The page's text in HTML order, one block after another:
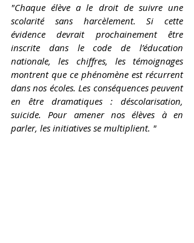
"Chaque élève a le droit de suivre une
scolarité sans harcèlement. Si cette
évidence devrait prochainement être
inscrite dans le code de l’éducation
nationale, les chiffres, les témoignages
montrent que ce phénomène est récurrent
dans nos écoles. Les conséquences peuvent
en être dramatiques : déscolarisation,
suicide. Pour amener nos élèves à en
parler, les initiatives se multiplient. "